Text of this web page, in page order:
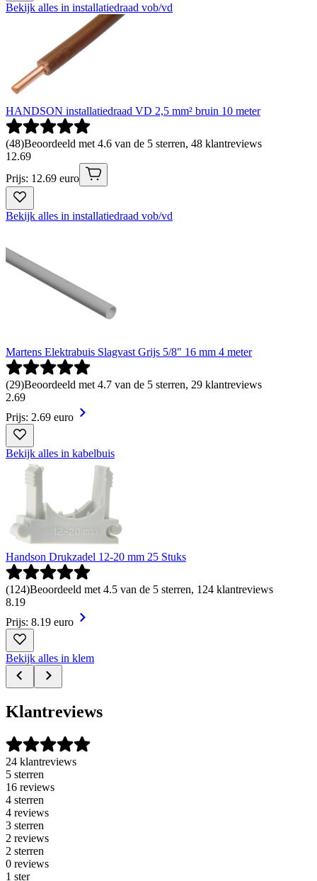
Bekijk alles in installatiedraad vob/vd
HANDSON installatiedraad VD 2,5 mm² bruin 10 meter
(48)Beoordeeld met 4.6 van de 5 sterren, 48 klantreviews
12.69
Prijs: 12.69 euro
Bekijk alles in installatiedraad vob/vd
Martens Elektrabuis Slagvast Grijs 5/8" 16 mm 4 meter
(29)Beoordeeld met 4.7 van de 5 sterren, 29 klantreviews
2.69
Prijs: 2.69 euro
Bekijk alles in kabelbuis
Handson Drukzadel 12-20 mm 25 Stuks
(124)Beoordeeld met 4.5 van de 5 sterren, 124 klantreviews
8.19
Prijs: 8.19 euro
Bekijk alles in klem
Klantreviews
24 klantreviews
5 sterren
16 reviews
4 sterren
4 reviews
3 sterren
2 reviews
2 sterren
0 reviews
1 ster